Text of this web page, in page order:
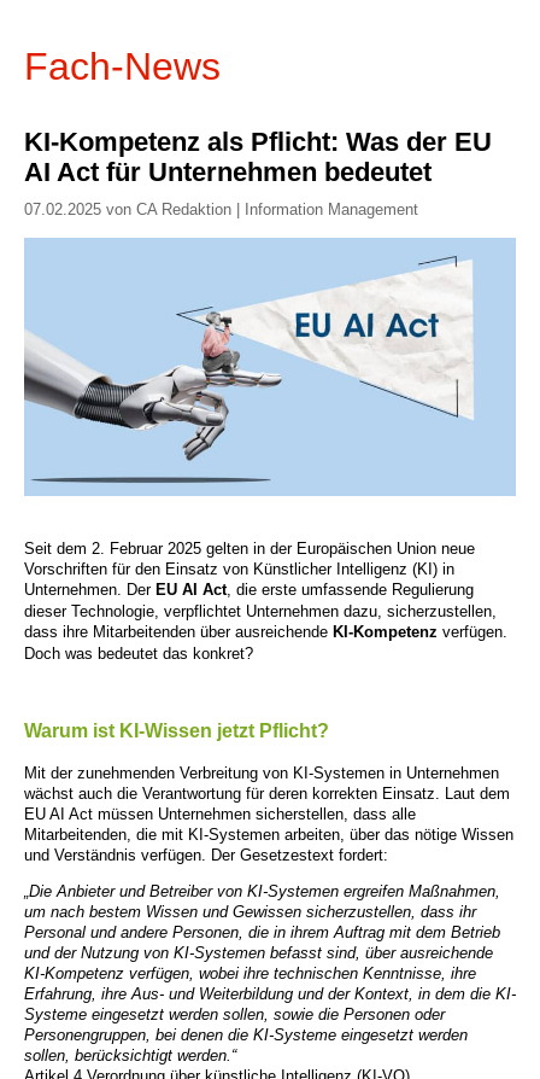
Fach-News
KI-Kompetenz als Pflicht: Was der EU
AI Act für Unternehmen bedeutet
07.02.2025 von CA Redaktion | Information Management
Seit dem 2. Februar 2025 gelten in der Europäischen Union neue
Vorschriften für den Einsatz von Künstlicher Intelligenz (KI) in
Unternehmen. Der EU AI Act, die erste umfassende Regulierung
dieser Technologie, verpflichtet Unternehmen dazu, sicherzustellen,
dass ihre Mitarbeitenden über ausreichende KI-Kompetenz verfügen.
Doch was bedeutet das konkret?
Warum ist KI-Wissen jetzt Pflicht?
Mit der zunehmenden Verbreitung von KI-Systemen in Unternehmen
wächst auch die Verantwortung für deren korrekten Einsatz. Laut dem
EU AI Act müssen Unternehmen sicherstellen, dass alle
Mitarbeitenden, die mit KI-Systemen arbeiten, über das nötige Wissen
und Verständnis verfügen. Der Gesetzestext fordert:
„Die Anbieter und Betreiber von KI-Systemen ergreifen Maßnahmen,
um nach bestem Wissen und Gewissen sicherzustellen, dass ihr
Personal und andere Personen, die in ihrem Auftrag mit dem Betrieb
und der Nutzung von KI-Systemen befasst sind, über ausreichende
KI-Kompetenz verfügen, wobei ihre technischen Kenntnisse, ihre
Erfahrung, ihre Aus- und Weiterbildung und der Kontext, in dem die KI-
Systeme eingesetzt werden sollen, sowie die Personen oder
Personengruppen, bei denen die KI-Systeme eingesetzt werden
sollen, berücksichtigt werden.“